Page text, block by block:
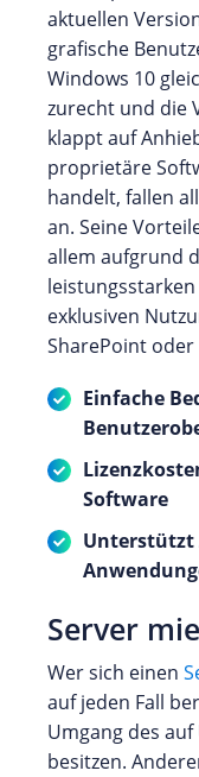
aktuellen
grafische
Windows 10
zurecht und die
klappt auf
proprietäre
handelt, fallen
an. Seine
allem aufgrund
leistungsstarken
exklusiven
SharePoint oder
Einfache
Software
Unterstützt
Server
Wer sich einen
auf jeden Fall
Umgang des
besitzen.